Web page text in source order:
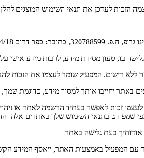
הזכות לעדכן את תנאי השימוש המוצגים
דרום 4/18, נתיבות, דוא"ל:
שמפורט בתנאי השימוש שלך באתרים אלה